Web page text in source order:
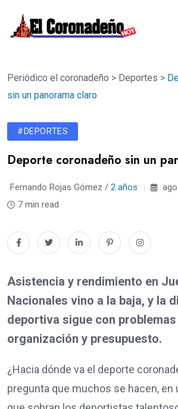
Periódico el coronadeño > Deportes >
sin un panorama claro
#DEPORTES
Deporte coronadeño sin un
Fernando Rojas Gómez / 2 años
7 min read
Asistencia y rendimiento en
Nacionales vino a la baja, y la
deportiva sigue con
organización y presupuesto.
¿Hacia dónde va el deporte
pregunta que muchos se hacen, en